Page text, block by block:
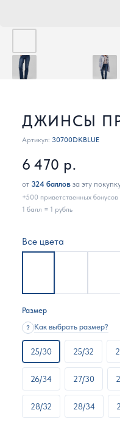
ДЖИНСЫ
Артикул: 30700DKBLUE
6 470 р.
от 324 баллов за эту
+500 приветственных
1 балл = 1 рубль
Все цвета
Размер
? Как выбрать размер?
25/30 25/32
26/34 27/30
28/32 28/34